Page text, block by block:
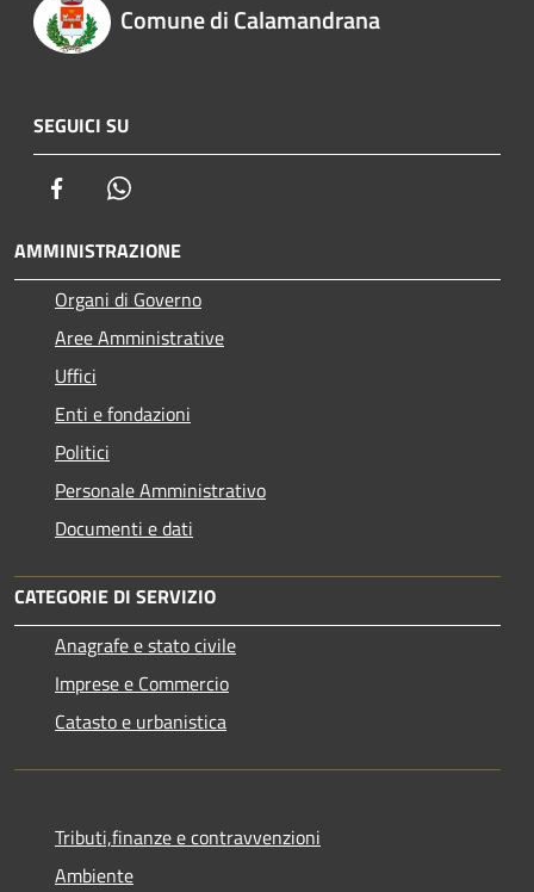
Comune di Calamandrana
SEGUICI SU
Facebook
AMMINISTRAZIONE
Organi di Governo
Aree Amministrative
Uffici
Enti e fondazioni
Politici
Personale Amministrativo
Documenti e dati
CATEGORIE DI SERVIZIO
Anagrafe e stato civile
Imprese e Commercio
Catasto e urbanistica
Tributi,finanze e contravvenzioni
Ambiente